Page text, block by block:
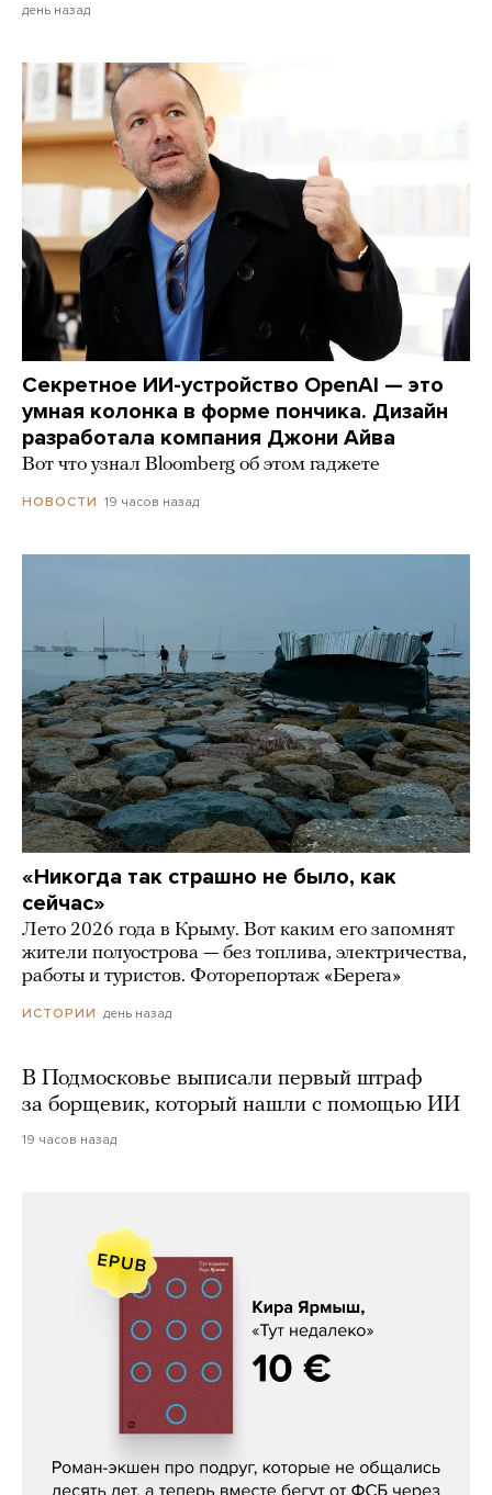
день назад
Секретное ИИ-устройство OpenAI — это
умная колонка в форме пончика. Дизайн
разработала компания Джони Айва
Вот что узнал Bloomberg об этом гаджете
НОВОСТИ 19 часов назад
«Никогда так страшно не было, как
сейчас»
Лето 2026 года в Крыму. Вот каким его запомнят
жители полуострова — без топлива, электричества,
работы и туристов. Фоторепортаж «Берега»
ИСТОРИИ день назад
В Подмосковье выписали первый штраф
за борщевик, который нашли с помощью ИИ
19 часов назад
Кира Ярмыш, «Тут недалеко»